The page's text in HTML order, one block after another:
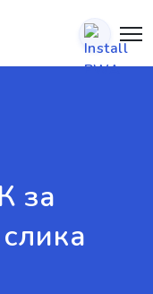
за